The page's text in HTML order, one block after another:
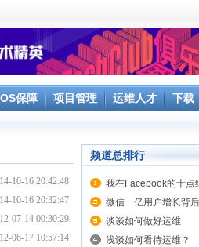
保障 项目管理 运维人才 下载
10-16 20:42:48
10-16 20:32:47
07-14 00:30:29
06-17 10:57:14
频道总排行
我在Facebook的十点
微信一亿用户增长背
谈谈如何做好运维
浅谈如何看待运维？